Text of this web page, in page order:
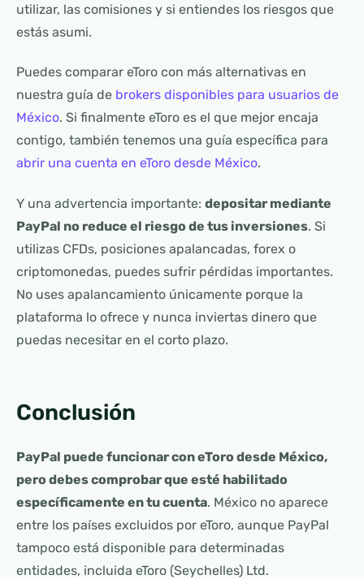
utilizar, las comisiones y si entiendes los riesgos que
estás asumi.
Puedes comparar eToro con más alternativas en
nuestra guía de brokers disponibles para usuarios de
México. Si finalmente eToro es el que mejor encaja
contigo, también tenemos una guía específica para
abrir una cuenta en eToro desde México.
Y una advertencia importante: depositar mediante
PayPal no reduce el riesgo de tus inversiones. Si
utilizas CFDs, posiciones apalancadas, forex o
criptomonedas, puedes sufrir pérdidas importantes.
No uses apalancamiento únicamente porque la
plataforma lo ofrece y nunca inviertas dinero que
puedas necesitar en el corto plazo.
Conclusión
PayPal puede funcionar con eToro desde México,
pero debes comprobar que esté habilitado
específicamente en tu cuenta. México no aparece
entre los países excluidos por eToro, aunque PayPal
tampoco está disponible para determinadas
entidades, incluida eToro (Seychelles) Ltd.